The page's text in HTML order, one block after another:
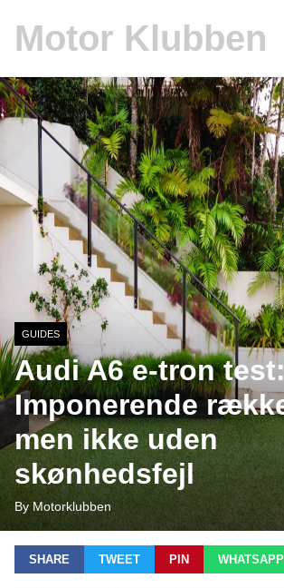
Motor Klubben
GUIDES
Audi A6 e-tron test:
Imponerende
men ikke uden
skønhedsfejl
By Motorklubben
SHARE TWEET PIN WHATSAPP